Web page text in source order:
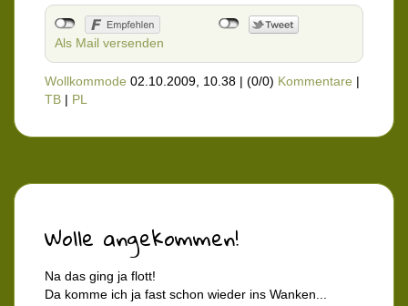
Als Mail versenden
Wollkommode 02.10.2009, 10.38 | (0/0) Kommentare |
TB | PL
Wolle angekommen!
Na das ging ja flott!
Da komme ich ja fast schon wieder ins Wanken...